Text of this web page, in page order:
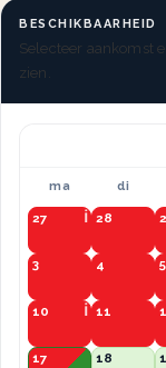
BESCHIKBAARHEID
Selecteer aankomst
zien.
ma di
27 28
3 4 5
10 11
17 18